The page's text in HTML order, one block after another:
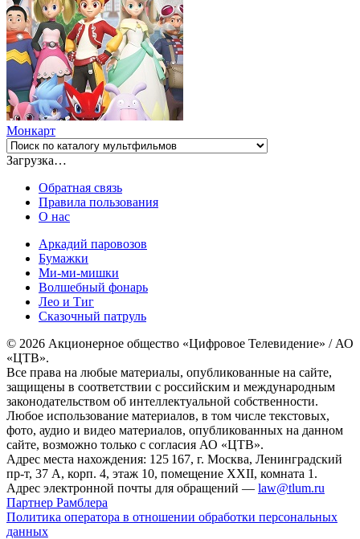
Монкарт
Загрузка…
Обратная связь
Правила пользования
О нас
Аркадий паровозов
Бумажки
Ми-ми-мишки
Волшебный фонарь
Лео и Тиг
Сказочный патруль
© 2026 Акционерное общество «Цифровое Телевидение» / АО
«ЦТВ».
Все права на любые материалы, опубликованные на сайте,
защищены в соответствии с российским и международным
законодательством об интеллектуальной собственности.
Любое использование материалов, в том числе текстовых,
фото, аудио и видео материалов, опубликованных на данном
сайте, возможно только с согласия АО «ЦТВ».
Адрес места нахождения: 125 167, г. Москва, Ленинградский
пр-т, 37 А, корп. 4, этаж 10, помещение XXII, комната 1.
Адрес электронной почты для обращений — law@tlum.ru
Партнер Рамблера
Политика оператора в отношении обработки персональных
данных